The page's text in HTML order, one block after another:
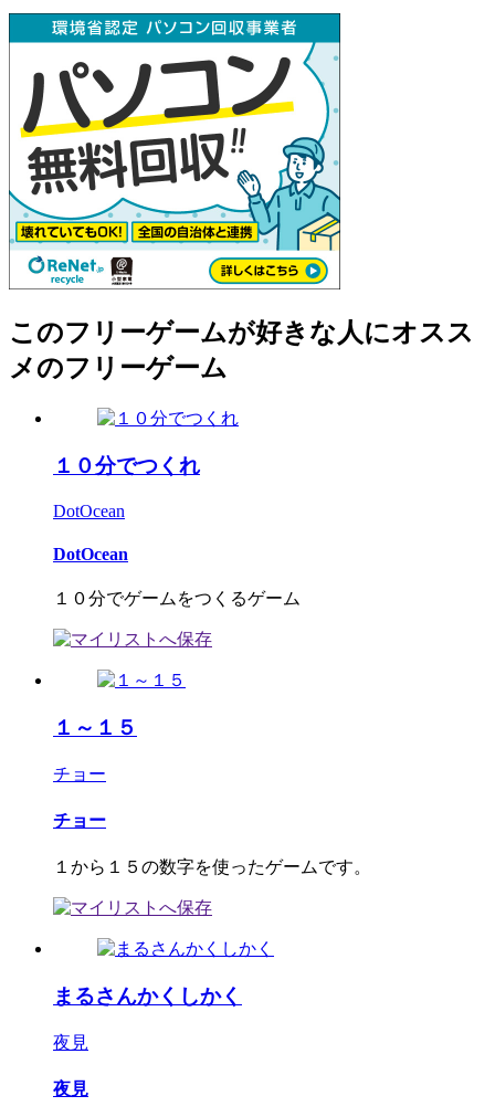
このフリーゲームが好きな人にオスス
メのフリーゲーム
１０分でつくれ
DotOcean
DotOcean
１０分でゲームをつくるゲーム
１～１５
チョー
チョー
１から１５の数字を使ったゲームです。
まるさんかくしかく
夜見
夜見